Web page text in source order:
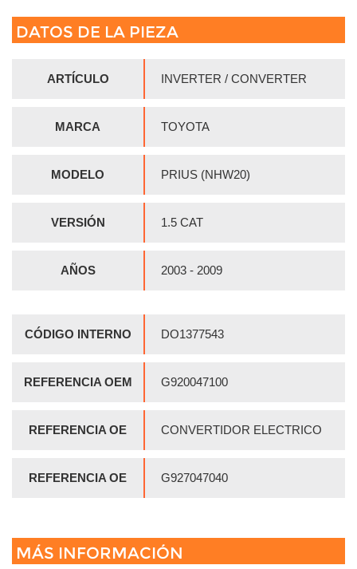
DATOS DE LA PIEZA
ARTÍCULO INVERTER / CONVERTER
MARCA TOYOTA
MODELO PRIUS (NHW20)
VERSIÓN 1.5 CAT
AÑOS 2003 - 2009
CÓDIGO INTERNO DO1377543
REFERENCIA OEM G920047100
REFERENCIA OE CONVERTIDOR ELECTRICO
REFERENCIA OE G927047040
MÁS INFORMACIÓN